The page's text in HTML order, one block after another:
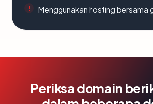
Menggunakan hosting bersama
Periksa domain